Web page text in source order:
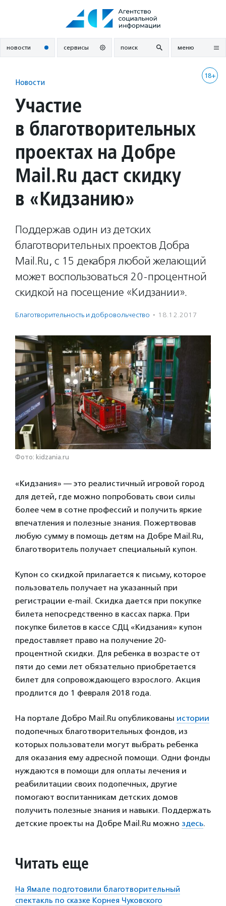
новости сервисы поиск меню
18+
Новости
Участие
в благотворительных
проектах на Добре
Mail.Ru даст скидку
в «Кидзанию»
Поддержав один из детских
благотворительных проектов Добра
Mail.Ru, с 15 декабря любой желающий
может воспользоваться 20-процентной
скидкой на посещение «Кидзании».
Благотвори­тель­ность и доброволь­чест­во · 18.12.2017
Фото: kidzania.ru
«Кидзания» — это реалистичный игровой город
для детей, где можно попробовать свои силы
более чем в сотне профессий и получить яркие
впечатления и полезные знания. Пожертвовав
любую сумму в помощь детям на Добре Mail.Ru,
благотворитель получает специальный купон.
Купон со скидкой прилагается к письму, которое
пользователь получает на указанный при
регистрации e-mail. Скидка дается при покупке
билета непосредственно в кассах парка. При
покупке билетов в кассе СДЦ «Кидзания» купон
предоставляет право на получение 20-
процентной скидки. Для ребенка в возрасте от
пяти до семи лет обязательно приобретается
билет для сопровождающего взрослого. Акция
продлится до 1 февраля 2018 года.
На портале Добро Mail.Ru опубликованы истории
подопечных благотворительных фондов, из
которых пользователи могут выбрать ребенка
для оказания ему адресной помощи. Одни фонды
нуждаются в помощи для оплаты лечения и
реабилитации своих подопечных, другие
помогают воспитанникам детских домов
получить полезные знания и навыки. Поддержать
детские проекты на Добре Mail.Ru можно здесь.
Читать еще
На Ямале подготовили благотворительный
спектакль по сказке Корнея Чуковского